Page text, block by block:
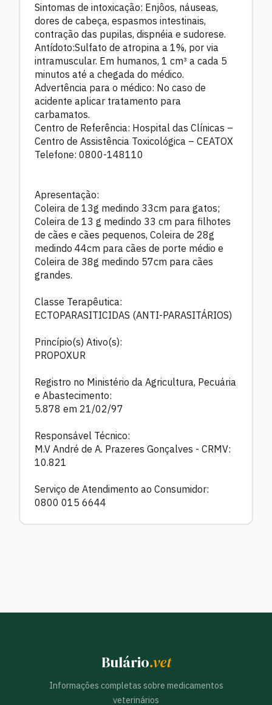
Sintomas de intoxicação: Enjôos, náuseas,
dores de cabeça, espasmos intestinais,
contração das pupilas, dispnéia e sudorese.
Antídoto:Sulfato de atropina a 1%, por via
intramuscular. Em humanos, 1 cm³ a cada 5
minutos até a chegada do médico.
Advertência para o médico: No caso de
acidente aplicar tratamento para
carbamatos.
Centro de Referência: Hospital das Clínicas –
Centro de Assistência Toxicológica – CEATOX
Telefone: 0800-148110
Apresentação:
Coleira de 13g medindo 33cm para gatos;
Coleira de 13 g medindo 33 cm para filhotes
de cães e cães pequenos, Coleira de 28g
medindo 44cm para cães de porte médio e
Coleira de 38g medindo 57cm para cães
grandes.
Classe Terapêutica:
ECTOPARASITICIDAS (ANTI-PARASITÁRIOS)
Princípio(s) Ativo(s):
PROPOXUR
Registro no Ministério da Agricultura, Pecuária
e Abastecimento:
5.878 em 21/02/97
Responsável Técnico:
M.V André de A. Prazeres Gonçalves - CRMV:
10.821
Serviço de Atendimento ao Consumidor:
0800 015 6644
Bulário.vet
Informações completas sobre medicamentos
veterinários